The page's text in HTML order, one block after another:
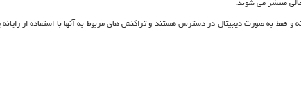
و فقط به صورت دیجیتال در دسترس هستند و تراکنش های مربوط به آنها با استفاده از